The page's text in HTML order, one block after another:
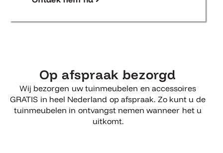
Op afspraak bezorgd
Wij bezorgen uw tuinmeubelen en accessoires
GRATIS in heel Nederland op afspraak. Zo kunt u de
tuinmeubelen in ontvangst nemen wanneer het u
uitkomt.